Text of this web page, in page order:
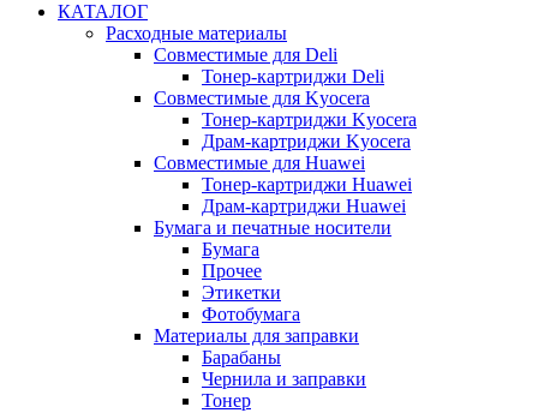
КАТАЛОГ
Расходные материалы
Совместимые для Deli
Тонер-картриджи Deli
Совместимые для Kyocera
Тонер-картриджи Kyocera
Драм-картриджи Kyocera
Совместимые для Huawei
Тонер-картриджи Huawei
Драм-картриджи Huawei
Бумага и печатные носители
Бумага
Прочее
Этикетки
Фотобумага
Материалы для заправки
Барабаны
Чернила и заправки
Тонер